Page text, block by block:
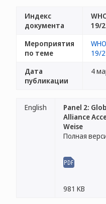
Индекс
документа
19/
Мероприятия
по теме
19/
Дата
публикации
4
English
Panel 2:
Alliance
Weise
Полная
981 KB